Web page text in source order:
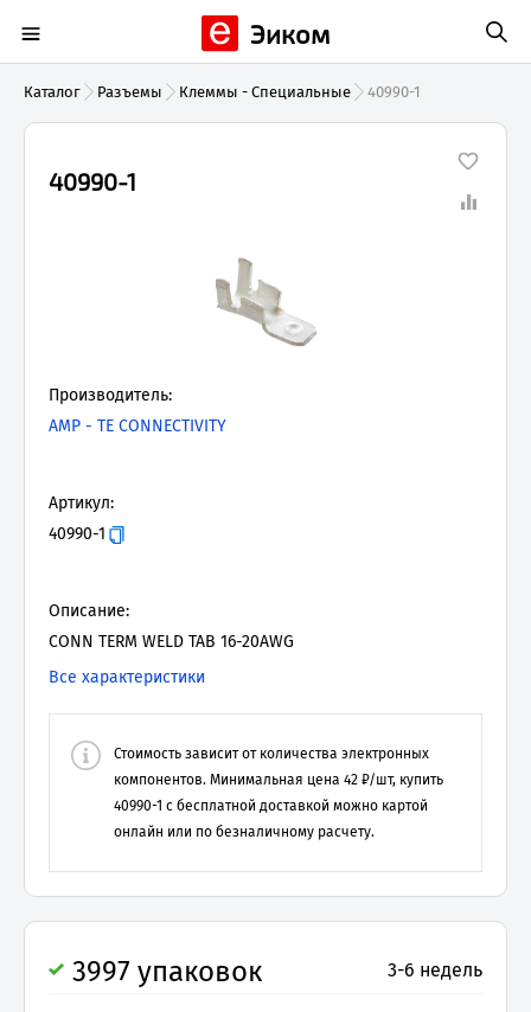
Эиком
Каталог Разъемы Клеммы - Специальные 40990-1
40990-1
Производитель:
AMP - TE CONNECTIVITY
Артикул:
40990-1
Описание:
CONN TERM WELD TAB 16-20AWG
Все характеристики
Стоимость зависит от количества электронных
компонентов. Минимальная цена 42 ₽/шт, купить
40990-1 с бесплатной доставкой можно картой
онлайн или по безналичному расчету.
3997 упаковок 3-6 недель